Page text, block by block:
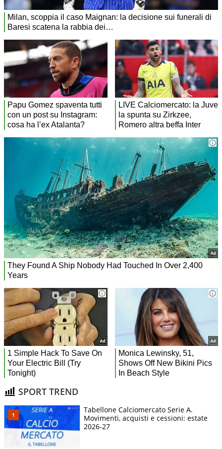
SPORT TREND
Tabellone Calciomercato Serie A.
Movimenti, acquisti e cessioni: estate
2026-27